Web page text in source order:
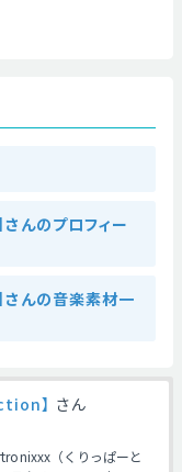
んのプロフィー
んの音楽素材一
】 さん
（くりっぱーと